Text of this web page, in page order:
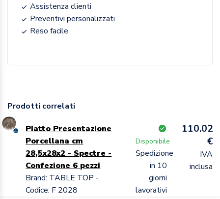
Assistenza clienti
Preventivi personalizzati
Reso facile
Prodotti correlati
Piatto Presentazione
Porcellana cm
28,5x28x2 - Spectre -
Confezione 6 pezzi
Brand: TABLE TOP -
Codice: F 2028
Disponibile
Spedizione
in 10
giorni
lavorativi
110.02
€
IVA
inclusa